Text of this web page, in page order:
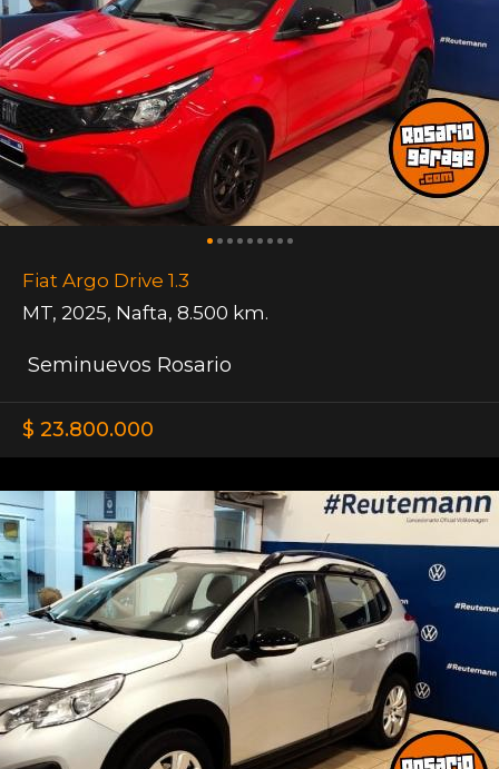
Fiat Argo Drive 1.3
MT, 2025, Nafta, 8.500 km.
Seminuevos Rosario
$ 23.800.000